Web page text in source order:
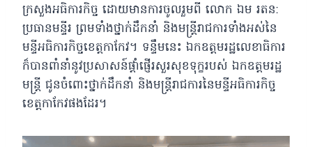
ក្រសួងអធិការកិច្ច ដោយមានការចូលរួមពី លោក ឯម រតន:
ប្រធានមន្ទីរ ព្រមទាំងថ្នាក់ដឹកនាំ និងមន្ត្រីរាជការទាំងអស់នៃ
មន្ទីអធិការកិច្ចខេត្តកាកែវ។ ទន្ទឹមនេះ ឯកឧត្តមរដ្ឋលេខាធិការ
ក៏បានពាំនាំនូវប្រសាសន៍ផ្តាំផ្ញើរសួរសុខទុក្ខរបស់ ឯកឧត្តមរដ្ឋ
មន្ត្រី ជូនចំពោះថ្នាក់ដឹកនាំ និងមន្ត្រីរាជការនៃមន្ទីអធិការកិច្ច
ខេត្តកាកែវផងដែរ។